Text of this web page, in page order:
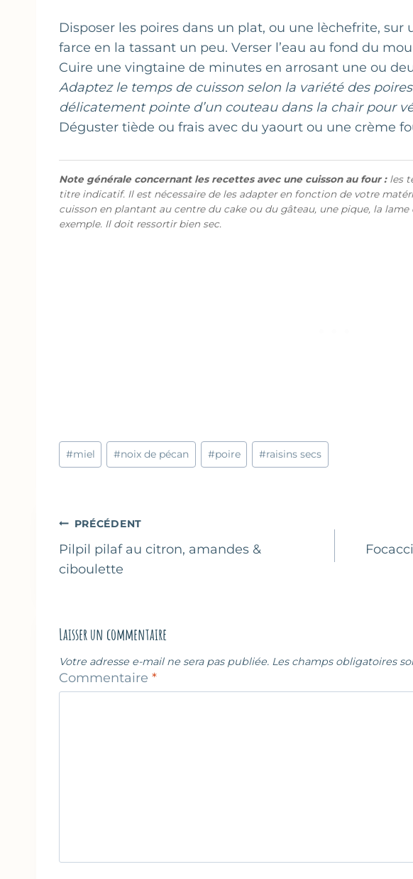
Disposer les poires dans un plat, ou une lèchefrite, sur
farce en la tassant un peu. Verser l’eau au fond du
Cuire une vingtaine de minutes en arrosant une ou
Adaptez le temps de cuisson selon la variété des
délicatement pointe d’un couteau dans la chair pour
Déguster tiède ou frais avec du yaourt ou une crème
Note générale concernant les recettes avec une cuisson au four :les
titre indicatif. Il est nécessaire de les adapter en fonction de votre
cuisson en plantant au centre du cake ou du gâteau, une pique, la lame
exemple. Il doit ressortir bien sec.
Étiquettes
de
#miel #noix de pécan #poire #raisins secs
Navigation
de
l’article
PRÉCÉDENT
Pilpil pilaf au citron, amandes &
ciboulette
Laisser un commentaire
Votre adresse e-mail ne sera pas publiée. Les champs obligatoires
Commentaire *